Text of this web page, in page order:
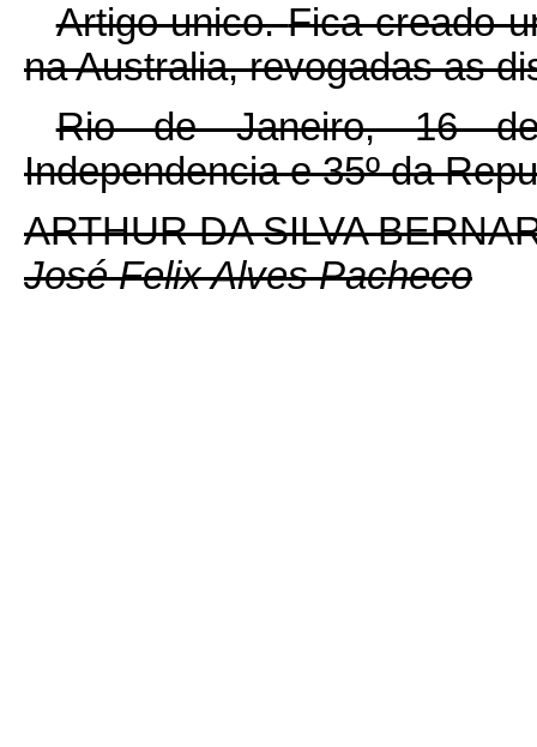
Artigo unico.Fica creado
na Australia, revogadas as
Rio de Janeiro, 16
Independencia e 35º da
ARTHUR DA SILVA
José Felix Alves Pacheco